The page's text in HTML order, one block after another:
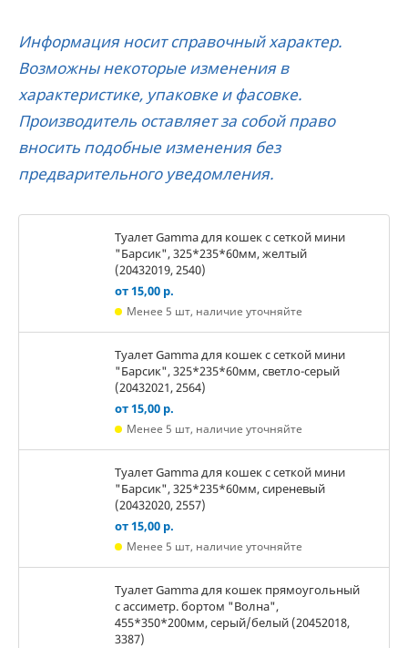
Информация носит справочный характер.
Возможны некоторые изменения в
характеристике, упаковке и фасовке.
Производитель оставляет за собой право
вносить подобные изменения без
предварительного уведомления.
Туалет Gamma для кошек c сеткой мини
"Барсик", 325*235*60мм, желтый
(20432019, 2540)
от 15,00 р.
Менее 5 шт, наличие уточняйте
Туалет Gamma для кошек c сеткой мини
"Барсик", 325*235*60мм, светло-серый
(20432021, 2564)
от 15,00 р.
Менее 5 шт, наличие уточняйте
Туалет Gamma для кошек c сеткой мини
"Барсик", 325*235*60мм, сиреневый
(20432020, 2557)
от 15,00 р.
Менее 5 шт, наличие уточняйте
Туалет Gamma для кошек прямоугольный
с ассиметр. бортом "Волна",
455*350*200мм, серый/белый (20452018,
3387)